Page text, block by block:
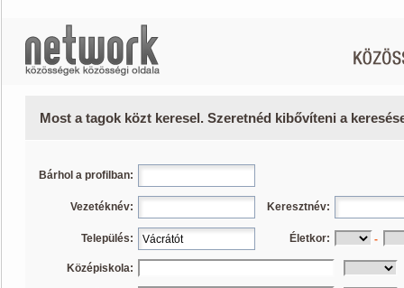
Most a tagok közt keresel. Szeretnéd kibővíteni a
Bárhol a profilban:
Vezetéknév: Keresztnév:
Település: Életkor: -
Középiskola: